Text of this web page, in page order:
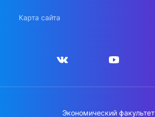
Карта сайта
Экономический факультет